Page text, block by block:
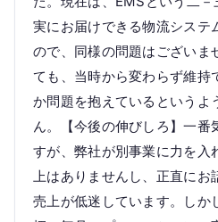
実にお届けできる物流システ
ので、同様の問題はございま
ても、当時から変わらず維持
か問題を抱えているというよ
ん。【今後の伸びしろ】一番
すが、弊社が別事業に力を入
上はありませんし、正直にお
売上が低迷しています。しか